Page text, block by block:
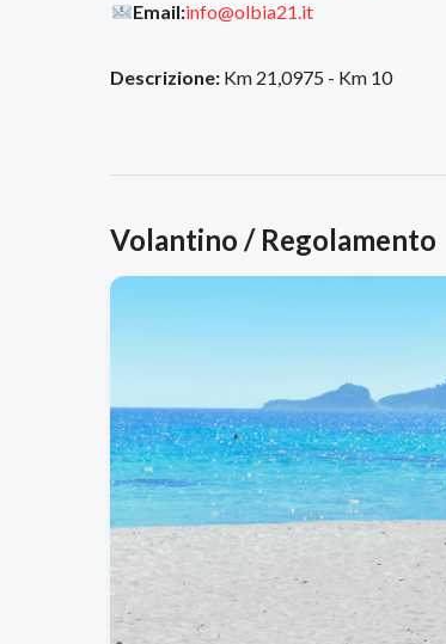
Email:info@olbia21.it
Descrizione: Km 21,0975 - Km 10
Volantino / Regolamento